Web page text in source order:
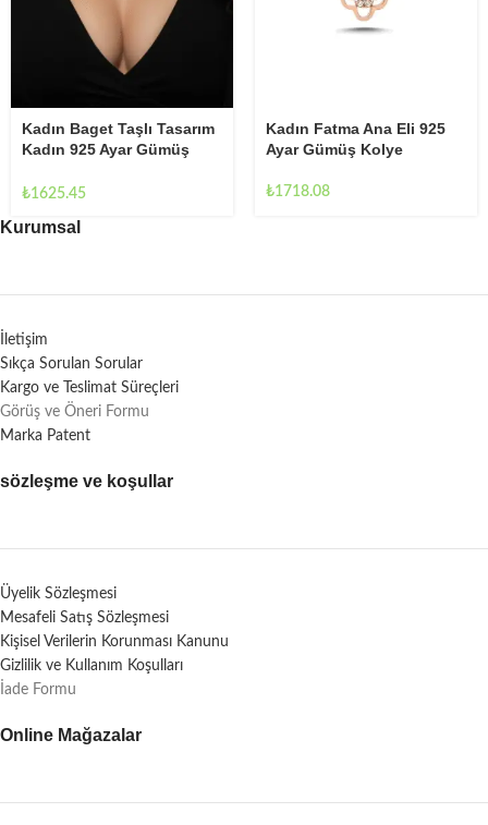
Kadın Baget Taşlı Tasarım
Kadın 925 Ayar Gümüş
₺1625.45
Kadın Fatma Ana Eli 925
Ayar Gümüş Kolye
₺1718.08
Kurumsal
İletişim
Sıkça Sorulan Sorular
Kargo ve Teslimat Süreçleri
Görüş ve Öneri Formu
Marka Patent
sözleşme ve koşullar
Üyelik Sözleşmesi
Mesafeli Satış Sözleşmesi
Kişisel Verilerin Korunması Kanunu
Gizlilik ve Kullanım Koşulları
İade Formu
Online Mağazalar